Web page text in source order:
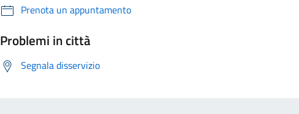
Prenota un appuntamento
Problemi in città
Segnala disservizio